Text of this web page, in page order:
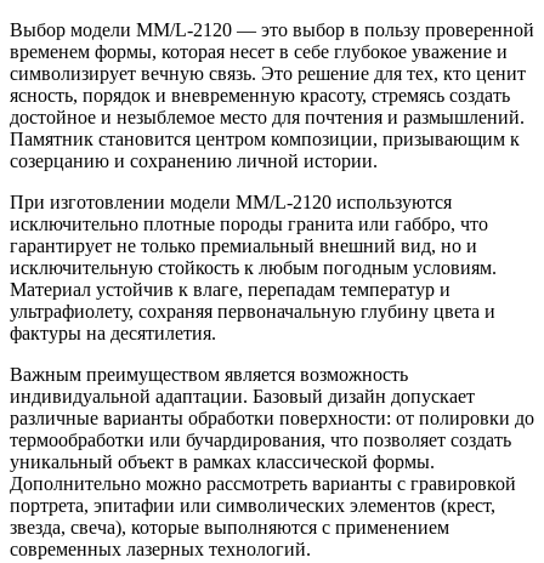
Выбор модели ММ/L-2120 — это выбор в пользу проверенной
временем формы, которая несет в себе глубокое уважение и
символизирует вечную связь. Это решение для тех, кто ценит
ясность, порядок и вневременную красоту, стремясь создать
достойное и незыблемое место для почтения и размышлений.
Памятник становится центром композиции, призывающим к
созерцанию и сохранению личной истории.
При изготовлении модели ММ/L-2120 используются
исключительно плотные породы гранита или габбро, что
гарантирует не только премиальный внешний вид, но и
исключительную стойкость к любым погодным условиям.
Материал устойчив к влаге, перепадам температур и
ультрафиолету, сохраняя первоначальную глубину цвета и
фактуры на десятилетия.
Важным преимуществом является возможность
индивидуальной адаптации. Базовый дизайн допускает
различные варианты обработки поверхности: от полировки до
термообработки или бучардирования, что позволяет создать
уникальный объект в рамках классической формы.
Дополнительно можно рассмотреть варианты с гравировкой
портрета, эпитафии или символических элементов (крест,
звезда, свеча), которые выполняются с применением
современных лазерных технологий.